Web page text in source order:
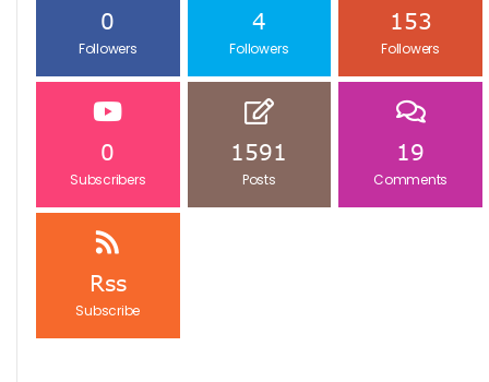
0
Followers
4
Followers
153
Followers
0
Subscribers
1591
Posts
19
Comments
Rss
Subscribe